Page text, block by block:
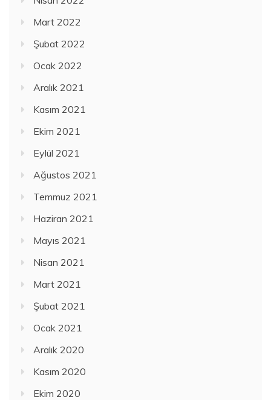
Mart 2022
Şubat 2022
Ocak 2022
Aralık 2021
Kasım 2021
Ekim 2021
Eylül 2021
Ağustos 2021
Temmuz 2021
Haziran 2021
Mayıs 2021
Nisan 2021
Mart 2021
Şubat 2021
Ocak 2021
Aralık 2020
Kasım 2020
Ekim 2020